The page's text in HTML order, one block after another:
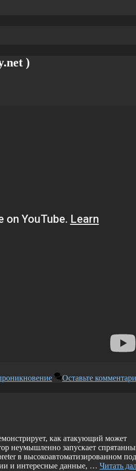
)
Оставьте
как атакующий может
неумышленно запускает
в высокоавтоматизированном
и интересные данные, … Читать